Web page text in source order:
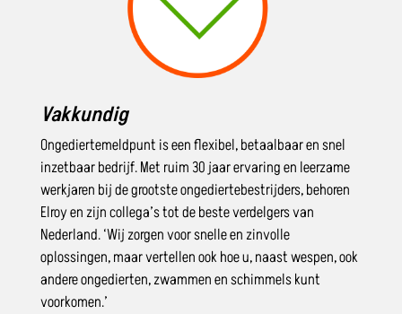
Vakkundig
Ongediertemeldpunt is een flexibel, betaalbaar en snel
inzetbaar bedrijf. Met ruim 30 jaar ervaring en leerzame
werkjaren bij de grootste ongediertebestrijders, behoren
Elroy en zijn collega’s tot de beste verdelgers van
Nederland. ‘Wij zorgen voor snelle en zinvolle
oplossingen, maar vertellen ook hoe u, naast wespen, ook
andere ongedierten, zwammen en schimmels kunt
voorkomen.’